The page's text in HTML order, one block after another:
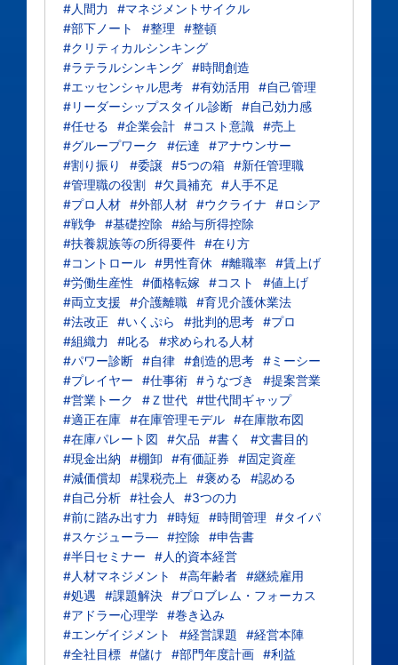
#人間力
#マネジメントサイクル
#部下ノート
#整理
#整頓
#クリティカルシンキング
#ラテラルシンキング #時間創造
#エッセンシャル思考 #有効活用
#自己管理
#リーダーシップスタイル診断 #自己効力感
#任せる
#企業会計 #コスト意識 #売上
#グループワーク
#伝達
#アナウンサー
#割り振り
#委譲 #5つの箱 #新任管理職
#管理職の役割 #欠員補充 #人手不足
#プロ人材 #外部人材 #ウクライナ
#ロシア
#戦争 #基礎控除
#給与所得控除
#扶養親族等の所得要件 #在り方
#コントロール #男性育休 #離職率 #賃上げ
#労働生産性
#価格転嫁 #コスト
#値上げ
#両立支援
#介護離職 #育児介護休業法
#法改正
#いくぷら #批判的思考 #プロ
#組織力
#叱る
#求められる人材
#パワー診断 #自律 #創造的思考 #ミーシー
#プレイヤー
#仕事術 #うなづき
#提案営業
#営業トーク
#Ｚ世代 #世代間ギャップ
#適正在庫 #在庫管理モデル #在庫散布図
#在庫パレート図
#欠品 #書く
#文書目的
#現金出納
#棚卸 #有価証券
#固定資産
#減価償却
#課税売上 #褒める
#認める
#自己分析 #社会人
#3つの力
#前に踏み出す力
#時短 #時間管理
#タイパ
#スケジューラ― #控除
#申告書
#半日セミナー
#人的資本経営
#人材マネジメント
#高年齢者 #継続雇用
#処遇
#課題解決 #プロブレム・フォーカス
#アドラー心理学 #巻き込み
#エンゲイジメント
#経営課題
#経営本陣
#全社目標 #儲け #部門年度計画 #利益